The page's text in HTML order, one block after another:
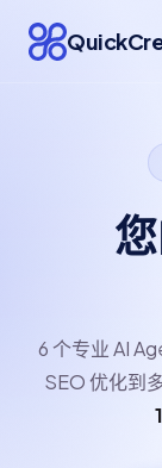
6 个专业 AI
SEO 优化到